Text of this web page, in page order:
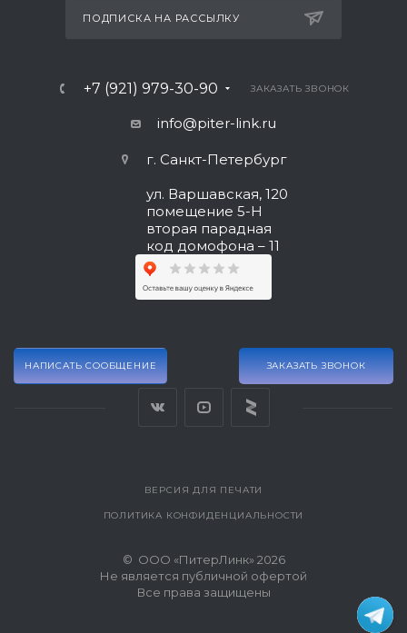
ПОДПИСКА НА РАССЫЛКУ
+7 (921) 979-30-90 ЗАКАЗАТЬ ЗВОНОК
info@piter-link.ru
г. Санкт-Петербург
ул. Варшавская, 120
помещение 5-Н
вторая парадная
код домофона – 11
НАПИСАТЬ СООБЩЕНИЕ ЗАКАЗАТЬ ЗВОНОК
ВЕРСИЯ ДЛЯ ПЕЧАТИ
ПОЛИТИКА КОНФИДЕНЦИАЛЬНОСТИ
© ООО «ПитерЛинк» 2026
Не является публичной офертой
Все права защищены